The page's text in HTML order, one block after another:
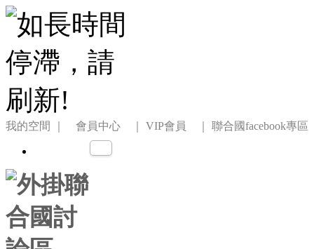
我的空間 ｜ 會員中心 ｜ VIP會員 ｜ 聯合國facebook專區